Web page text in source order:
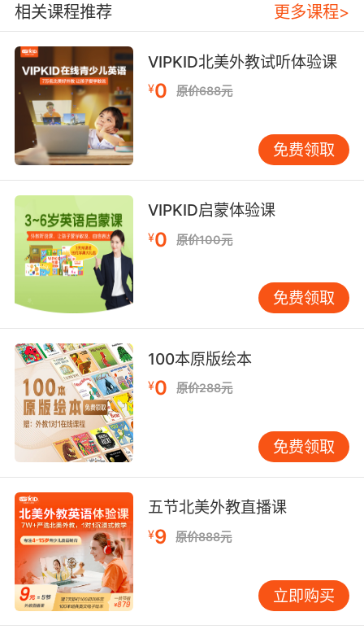
解决方案-时间承诺的黄金三要素，例如网络波动
预计30秒恢复，期间请通过聊天框提交关键数
据。 四、跨文化沟通特别话术 面对VIPKID北美
外教团队，需注意中西方表达差异。提问时应避
免Why didn’t you…等指责性句式，改为We
noticed some deviation from the plan, could
you share the challenges?。当需要打断发言
时，采用This is a great point. Building on
that…的接力话术。剑桥跨文化研究中心数据显
示，此类话术可使跨国会议有效时长提升40%，
特别是涉及课程标准制定等敏感议题时。 五、成
果确认与闭环表达 会议收尾阶段需构建完整的证
据链。标准话术应包含根据今天的讨论，我们确
认将课程互动频次从7次提升至9次，并辅以请产
品部周三前邮件确认排期，抄送Pony校长的明确
分工。麻省理工斯隆管理学院强调，有效的会议
必定包含可追溯的执行要素，如市场部负责A/B测
试方案，下周五12点前在JIRA更新进度。对于
VIPKID这类跨国机构，还需补充会议纪要中英版
将在两小时内同步至SharePoint。 掌握这些经过
验证的电话会议语言体系，不仅能提升单次会议
产出价值，更能在组织内形成标准化的沟通范
式。建议职场人建立个性化话术库，定期模拟演
练特殊场景应对，同时善用VIPKID内部知识库中
的《跨国会议沟通白皮书》。未来随着AI会议助
手的普及，如何保持人文关怀与机器效率的平
衡，将是沟通升级的新课题。
相关课程推荐 更多课程>
VIPKID北美外教试听体验课
¥0 原价688元
免费领取
VIPKID启蒙体验课
¥0 原价100元
免费领取
100本原版绘本
¥0 原价288元
免费领取
五节北美外教直播课
¥9 原价888元
立即购买